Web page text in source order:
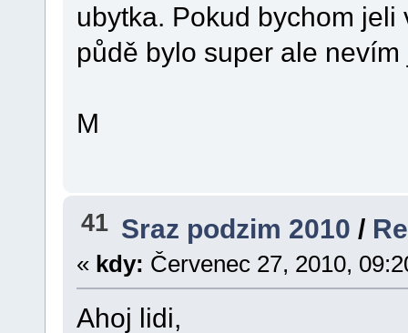
ubytka. Pokud bychom
půdě bylo super ale
M
41 Sraz podzim 2010 /
« kdy: Červenec 27, 2010,
Ahoj lidi,